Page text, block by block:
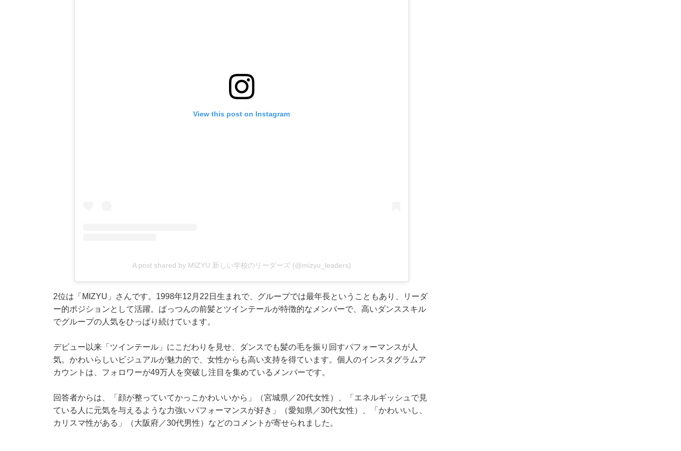
View this post on Instagram
A post shared by MIZYU 新しい学校のリーダーズ (@mizyu_leaders)
2位は「MIZYU」さんです。1998年12月22日生まれで、グループでは最年長ということもあり、リーダ
ー的ポジションとして活躍。ぱっつんの前髪とツインテールが特徴的なメンバーで、高いダンススキル
でグループの人気をひっぱり続けています。
デビュー以来「ツインテール」にこだわりを見せ、ダンスでも髪の毛を振り回すパフォーマンスが人
気。かわいらしいビジュアルが魅力的で、女性からも高い支持を得ています。個人のインスタグラムア
カウントは、フォロワーが49万人を突破し注目を集めているメンバーです。
回答者からは、「顔が整っていてかっこかわいいから」（宮城県／20代女性）、「エネルギッシュで見
ている人に元気を与えるような力強いパフォーマンスが好き」（愛知県／30代女性）、「かわいいし、
カリスマ性がある」（大阪府／30代男性）などのコメントが寄せられました。